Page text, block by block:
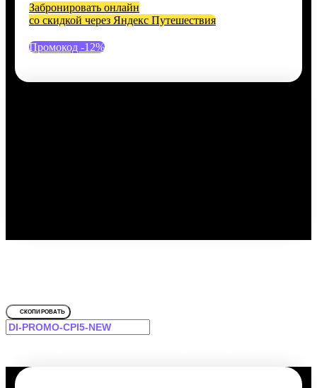
Забронировать онлайн
со скидкой через Яндекс Путешествия
Промокод -12%
СКОПИРОВАТЬ